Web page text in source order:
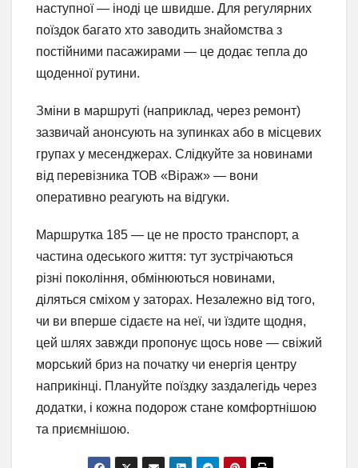
наступної — іноді це швидше. Для регулярних
поїздок багато хто заводить знайомства з
постійними пасажирами — це додає тепла до
щоденної рутини.
Зміни в маршруті (наприклад, через ремонт)
зазвичай анонсують на зупинках або в місцевих
групах у месенджерах. Слідкуйте за новинами
від перевізника ТОВ «Віраж» — вони
оперативно реагують на відгуки.
Маршрутка 185 — це не просто транспорт, а
частина одеського життя: тут зустрічаються
різні покоління, обмінюються новинами,
діляться сміхом у заторах. Незалежно від того,
чи ви вперше сідаєте на неї, чи їздите щодня,
цей шлях завжди пропонує щось нове — свіжий
морський бриз на початку чи енергія центру
наприкінці. Плануйте поїздку заздалегідь через
додатки, і кожна подорож стане комфортнішою
та приємнішою.